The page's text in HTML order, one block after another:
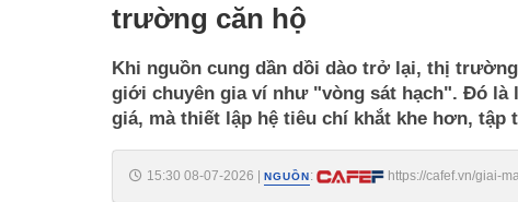
trường căn hộ
Khi nguồn cung dần dồi dào trở lại, thị
giới chuyên gia ví như "vòng sát hạch". Đó là
giá, mà thiết lập hệ tiêu chí khắt khe hơn,
15:30 08-07-2026 | NGUỒN:
https://cafef.vn/giai-